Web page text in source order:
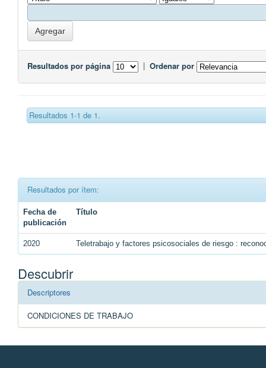
Resultados por página | Ordenar por
Resultados 1-1 de 1.
Resultados por ítem:
Fecha de
publicación
Título
2020 Teletrabajo y factores psicosociales de riesgo :
Descubrir
Descriptores
CONDICIONES DE TRABAJO